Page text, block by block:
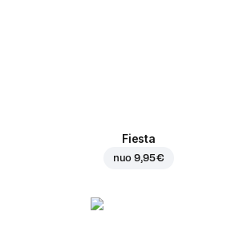
Fiesta
nuo9,95 €